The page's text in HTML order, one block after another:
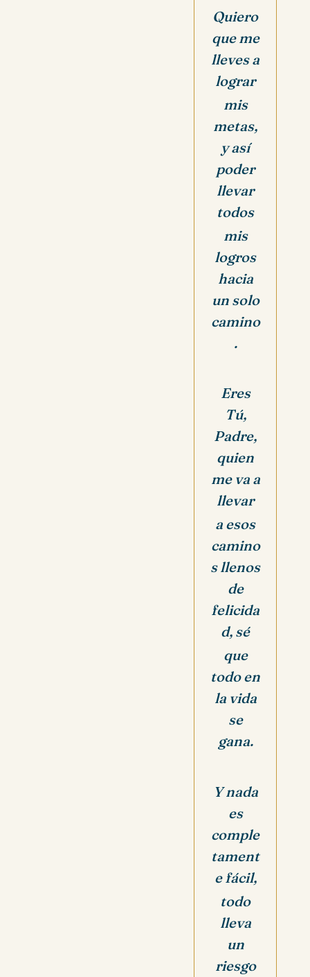
Quiero
que me
lleves a
lograr
mis
metas,
y así
poder
llevar
todos
mis
logros
hacia
un solo
camino
.
Eres
Tú,
Padre,
quien
me va a
llevar
a esos
camino
s llenos
de
felicida
d, sé
que
todo en
la vida
se
gana.
Y nada
es
comple
tament
e fácil,
todo
lleva
un
riesgo